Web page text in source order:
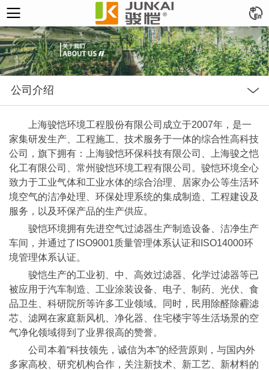
公司介绍
上海骏恺环境工程股份有限公司 成立于2007年，是一
家集研发生产、工程施工、技术服务于一体的综合性高科技
公司，旗下拥有：上海骏恺环保科技有限公司、上海骏之恺
化工有限公司、常州骏恺环境工程有限公司。骏恺环境全心
致力于工业气体和工业水体的综合治理、居家办公等生活环
境空气的洁净处理、环保处理系统的集成制造、工程建设及
服务，以及环保产品的生产供应。
骏恺环境拥有先进空气过滤器生产制造设备、洁净生产
车间，并通过了ISO9001质量管理体系认证和ISO14000环
境管理体系认证。
骏恺生产的工业初、中、高效过滤器、化学过滤器等已
被应用于汽车制造、工业涂装设备、电子、制药、光伏、食
品卫生、科研院所等许多工业领域。同时，民用除醛除霾滤
芯、滤网在家庭新风机、净化器、住宅楼宇等生活场景的空
气净化领域得到了业界很高的赞誉。
公司本着“科技领先，诚信为本”的经营原则，与国内外
多家高校、研究机构合作，关注新技术、新工艺、新材料的